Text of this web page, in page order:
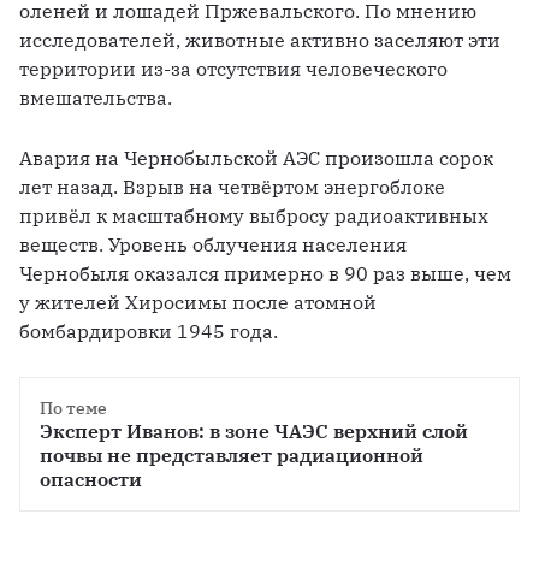
оленей и лошадей Пржевальского. По мнению
исследователей, животные активно заселяют эти
территории из-за отсутствия человеческого
вмешательства.
Авария на Чернобыльской АЭС произошла сорок
лет назад. Взрыв на четвёртом энергоблоке
привёл к масштабному выбросу радиоактивных
веществ. Уровень облучения населения
Чернобыля оказался примерно в 90 раз выше, чем
у жителей Хиросимы после атомной
бомбардировки 1945 года.
По теме
Эксперт Иванов: в зоне ЧАЭС верхний слой
почвы не представляет радиационной
опасности